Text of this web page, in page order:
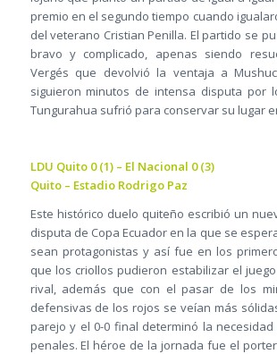
premio en el segundo tiempo cuando
del veterano Cristian Penilla. El partido se
bravo y complicado, apenas siendo
Vergés que devolvió la ventaja a
siguieron minutos de intensa disputa por
Tungurahua sufrió para conservar su lugar
LDU Quito 0 (1) – El Nacional 0 (3)
Quito – Estadio Rodrigo Paz
Este histórico duelo quiteño escribió un
disputa de Copa Ecuador en la que se
sean protagonistas y así fue en los
que los criollos pudieron estabilizar el
rival, además que con el pasar de los
defensivas de los rojos se veían más
parejo y el 0-0 final determinó la
penales. El héroe de la jornada fue el